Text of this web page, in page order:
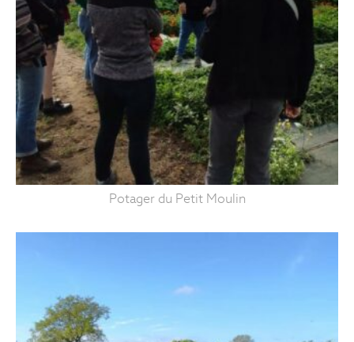
Potager du Petit Moulin